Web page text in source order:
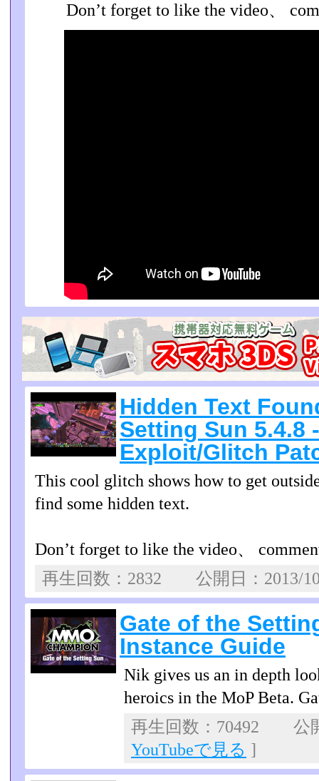
Don’t forget to like the video、
Hidden Text
Setting Sun 5.4.8
Exploit/Glitch
This cool glitch shows how to get
find some hidden text.
Don’t forget to like the video、
再生回数：2832 公開日：
Gate of the
Instance Guide
Nik gives us an in depth
heroics in the MoP Beta.
再生回数：70492 公
YouTubeで見る ]